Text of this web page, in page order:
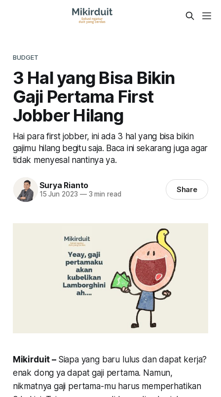
BUDGET
3 Hal yang Bisa Bikin
Gaji Pertama First
Jobber Hilang
Hai para first jobber, ini ada 3 hal yang bisa bikin
gajimu hilang begitu saja. Baca ini sekarang juga agar
tidak menyesal nantinya ya.
Surya Rianto
15 Jun 2023 —3 min read Share
Mikirduit – Siapa yang baru lulus dan dapat kerja?
enak dong ya dapat gaji pertama. Namun,
nikmatnya gaji pertama-mu harus memperhatikan